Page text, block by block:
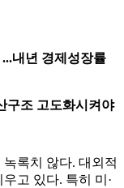
내년 경제성장률
구조 고도화시켜야
록치 않다. 대외적
고 있다. 특히 미·